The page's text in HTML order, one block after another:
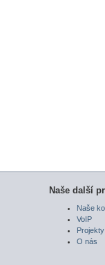
Naše další
Naše
VoIP
Projekty
O nás